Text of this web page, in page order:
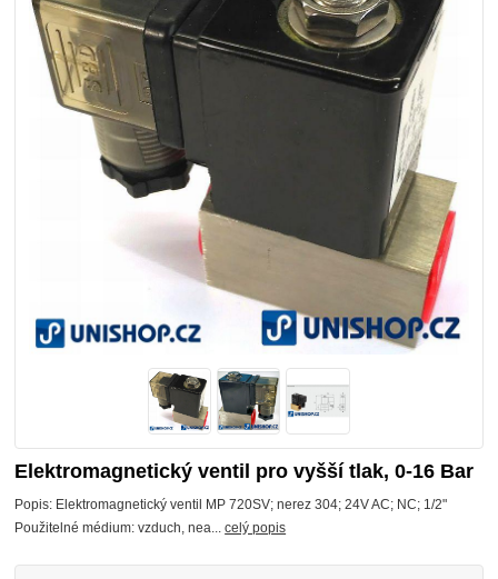
Elektromagnetický ventil pro vyšší tlak, 0-16 Bar
Popis: Elektromagnetický ventil MP 720SV; nerez 304; 24V AC; NC; 1/2"
Použitelné médium: vzduch, nea...celý popis